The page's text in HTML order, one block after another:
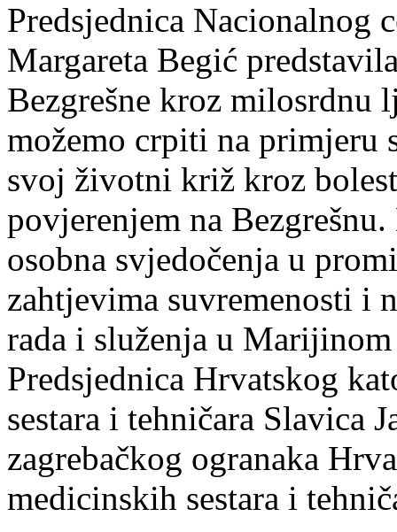
Predsjednica Nacionalnog
Margareta Begić
Bezgrešne kroz milosrdnu
možemo crpiti na
svoj životni križ kroz
povjerenjem na
osobna svjedočenja u
zahtjevima suvremenosti i
rada i služenja u
Predsjednica Hrvatskog
sestara i tehničara Slavica
zagrebačkog ogranaka
medicinskih sestara i